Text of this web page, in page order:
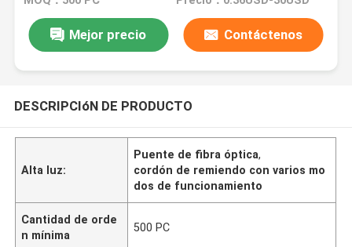
Mejor precio Contáctenos
DESCRIPCIóN DE PRODUCTO
Alta luz:
Puente de fibra óptica,
cordón de remiendo con varios mo
dos de funcionamiento
Cantidad de orde
n mínima
500 PC